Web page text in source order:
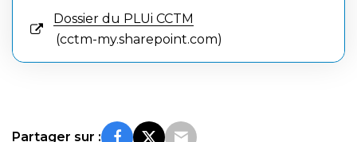
Dossier du PLUi CCTM
cctm-my.sharepoint.com
Partager sur :